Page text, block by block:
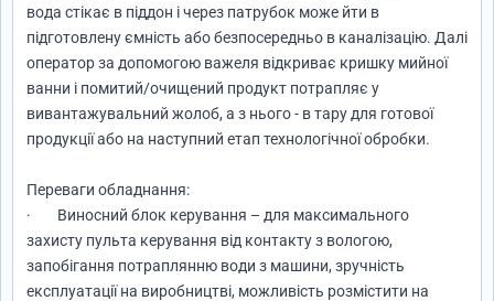
вода стікає в піддон і через патрубок може йти в
підготовлену ємність або безпосередньо в каналізацію. Далі
оператор за допомогою важеля відкриває кришку мийної
ванни і помитий/очищений продукт потрапляє у
вивантажувальний жолоб, а з нього - в тару для готової
продукції або на наступний етап технологічної обробки.
Переваги обладнання:
· Виносний блок керування – для максимального
захисту пульта керування від контакту з вологою,
запобігання потраплянню води з машини, зручність
експлуатації на виробництві, можливість розмістити на